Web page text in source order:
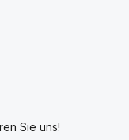
Sie uns!